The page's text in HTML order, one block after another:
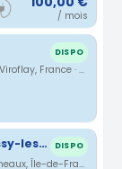
/ mois
DISPO
41 Avenue Du Général Leclerc, 78220 Viroflay, France · 3.71 km
Location place de parking Issy-les-Moulineaux DISPO
5 Rue Maurice Mallet, Issy-les-Moulineaux, Île-de-France, France · 3.77 km